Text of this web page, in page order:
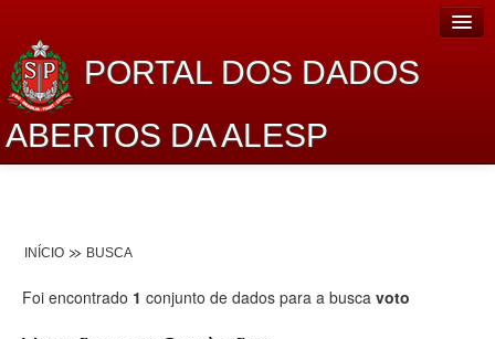
PORTAL DOS DADOS
ABERTOS DA ALESP
Lei de Acesso à Informação
INÍCIO BUSCA
Foi encontrado 1 conjunto de dados para a busca voto